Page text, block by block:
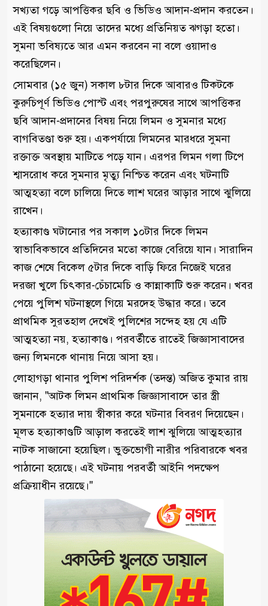
সখ্যতা গড়ে আপত্তিকর ছবি ও ভিডিও আদান-প্রদান করতেন।
এই বিষয়গুলো নিয়ে তাদের মধ্যে প্রতিনিয়ত ঝগড়া হতো।
সুমনা ভবিষ্যতে আর এমন করবেন না বলে ওয়াদাও
করেছিলেন।
সোমবার (১৫ জুন) সকাল ৮টার দিকে আবারও টিকটকে
কুরুচিপূর্ণ ভিডিও পোস্ট এবং পরপুরুষের সাথে আপত্তিকর
ছবি আদান-প্রদানের বিষয় নিয়ে লিমন ও সুমনার মধ্যে
বাগবিতণ্ডা শুরু হয়। একপর্যায়ে লিমনের মারধরে সুমনা
রক্তাক্ত অবস্থায় মাটিতে পড়ে যান। এরপর লিমন গলা টিপে
শ্বাসরোধ করে সুমনার মৃত্যু নিশ্চিত করেন এবং ঘটনাটি
আত্মহত্যা বলে চালিয়ে দিতে লাশ ঘরের আড়ার সাথে ঝুলিয়ে
রাখেন।
হত্যাকাণ্ড ঘটানোর পর সকাল ১০টার দিকে লিমন
স্বাভাবিকভাবে প্রতিদিনের মতো কাজে বেরিয়ে যান। সারাদিন
কাজ শেষে বিকেল ৫টার দিকে বাড়ি ফিরে নিজেই ঘরের
দরজা খুলে চিৎকার-চেঁচামেচি ও কান্নাকাটি শুরু করেন। খবর
পেয়ে পুলিশ ঘটনাস্থলে গিয়ে মরদেহ উদ্ধার করে। তবে
প্রাথমিক সুরতহাল দেখেই পুলিশের সন্দেহ হয় যে এটি
আত্মহত্যা নয়, হত্যাকাণ্ড। পরবর্তীতে রাতেই জিজ্ঞাসাবাদের
জন্য লিমনকে থানায় নিয়ে আসা হয়।
লোহাগড়া থানার পুলিশ পরিদর্শক (তদন্ত) অজিত কুমার রায়
জানান, "আটক লিমন প্রাথমিক জিজ্ঞাসাবাদে তার স্ত্রী
সুমনাকে হত্যার দায় স্বীকার করে ঘটনার বিবরণ দিয়েছেন।
মূলত হত্যাকাণ্ডটি আড়াল করতেই লাশ ঝুলিয়ে আত্মহত্যার
নাটক সাজানো হয়েছিল। ভুক্তভোগী নারীর পরিবারকে খবর
পাঠানো হয়েছে। এই ঘটনায় পরবর্তী আইনি পদক্ষেপ
প্রক্রিয়াধীন রয়েছে।"